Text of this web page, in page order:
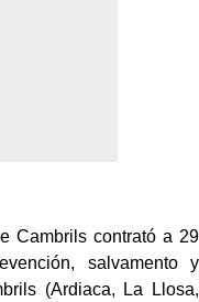
Cambrils contrató a 29
salvamento y
(Ardiaca, La Llosa,